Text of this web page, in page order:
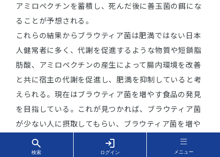
検索 ログイン メニュー
アミロペクチンを蓄積し、死んだ後に善玉菌の餌にな
ることが予想される。
これらの結果からブラウティア菌は肥満ではない日本
人健常者に多く、代謝を促進するような物質や短鎖脂
肪酸、アミロペクチンの産生によって腸内環境を改善
と共に宿主の代謝を促進し、肥満を抑制していると考
えられる。現在はブラウティア菌を増やす食品の発見
を目指している。これが見つかれば、ブラウティア菌
が少ない人に摂取してもらい、ブラウティア菌を増や
せる。また、その際の有効性や安全性も検証も必要と
なる。